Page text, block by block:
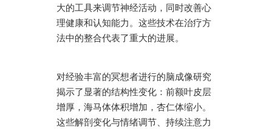
大的工具来调节神经活动，同时改善心
理健康和认知能力。这些技术在治疗方
法中的整合代表了重大的进展。
对经验丰富的冥想者进行的脑成像研究
揭示了显著的结构性变化：前额叶皮层
增厚，海马体体积增加，杏仁体缩小。
这些解剖变化与情绪调节、持续注意力